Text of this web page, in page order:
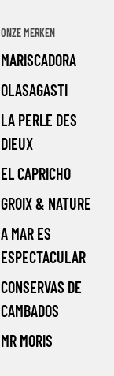
ONZE MERKEN
MARISCADORA
OLASAGASTI
LA PERLE DES
DIEUX
EL CAPRICHO
GROIX & NATURE
A MAR ES
ESPECTACULAR
CONSERVAS DE
CAMBADOS
MR MORIS